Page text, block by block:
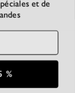
et de
%